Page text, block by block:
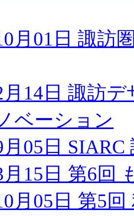
月01日 諏訪
月14日 諏訪
ベーション
月05日 SIARC
月15日 第6回
月05日 第5